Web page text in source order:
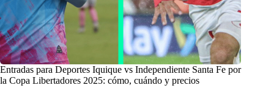
Entradas para Deportes Iquique vs Independiente Santa Fe por
la Copa Libertadores 2025: cómo, cuándo y precios